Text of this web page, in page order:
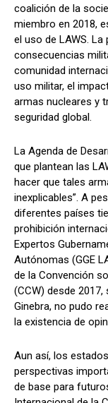
coalición de la
miembro en 2018,
el uso de LAWS.
consecuencias
comunidad
uso militar, el
armas nucleares y
seguridad global.
La Agenda de
que plantean las
hacer que tales
inexplicables”. A
diferentes países
prohibición
Expertos
Autónomas (GGE
de la Convención
(CCW) desde
Ginebra, no pudo
la existencia de
Aun así, los
perspectivas
de base para